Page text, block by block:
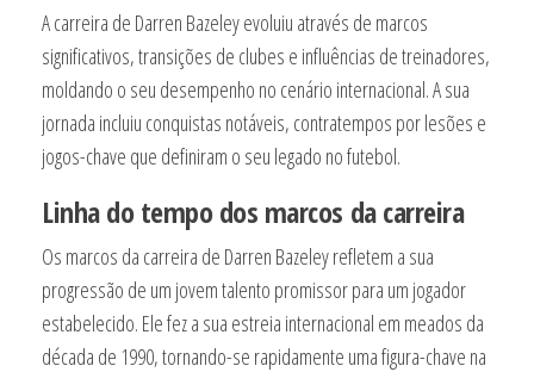
A carreira de Darren Bazeley evoluiu através de marcos
significativos, transições de clubes e influências de treinadores,
moldando o seu desempenho no cenário internacional. A sua
jornada incluiu conquistas notáveis, contratempos por lesões e
jogos-chave que definiram o seu legado no futebol.
Linha do tempo dos marcos da carreira
Os marcos da carreira de Darren Bazeley refletem a sua
progressão de um jovem talento promissor para um jogador
estabelecido. Ele fez a sua estreia internacional em meados da
década de 1990, tornando-se rapidamente uma figura-chave na